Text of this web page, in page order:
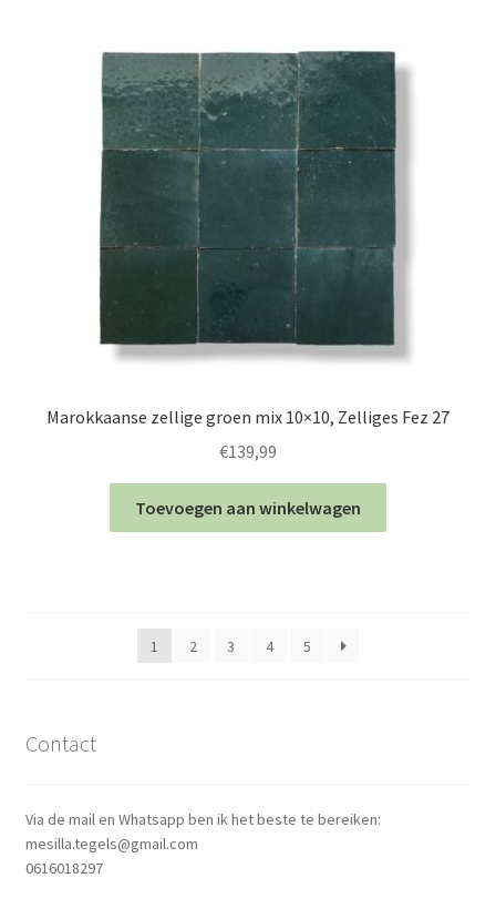
Marokkaanse zellige groen mix 10×10, Zelliges Fez 27
€139,99
Toevoegen aan winkelwagen
1 2 3 4 5
Contact
Via de mail en Whatsapp ben ik het beste te bereiken:
mesilla.tegels@gmail.com
0616018297